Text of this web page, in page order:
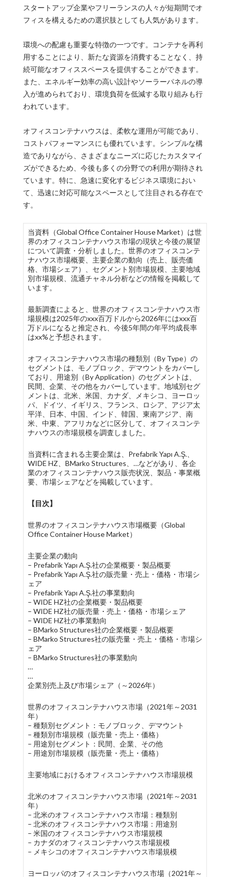
スタートアップ企業やフリーランスの人々が短期間でオ
フィスを構えるための選択肢としても人気があります。
環境への配慮も重要な特徴の一つです。コンテナを再利
用することにより、新たな資源を消費することなく、持
続可能なオフィススペースを提供することができます。
また、エネルギー効率の高い設計やソーラーパネルの導
入が進められており、環境負荷を低減する取り組みも行
われています。
オフィスコンテナハウスは、柔軟な運用が可能であり、
コストパフォーマンスにも優れています。シンプルな構
造でありながら、さまざまなニーズに応じたカスタマイ
ズができるため、今後も多くの分野での利用が期待され
ています。特に、急速に変化するビジネス環境におい
て、迅速に対応可能なスペースとして注目される存在で
す。
当資料（Global Office Container House Market）は世
界のオフィスコンテナハウス市場の現状と今後の展望
について調査・分析しました。世界のオフィスコンテ
ナハウス市場概要、主要企業の動向（売上、販売価
格、市場シェア）、セグメント別市場規模、主要地域
別市場規模、流通チャネル分析などの情報を掲載して
います。
最新調査によると、世界のオフィスコンテナハウス市
場規模は2025年のxxx百万ドルから2026年にはxxx百
万ドルになると推定され、今後5年間の年平均成長率
はxx%と予想されます。
オフィスコンテナハウス市場の種類別（By Type）の
セグメントは、モノブロック、デマウントをカバーし
ており、用途別（By Application）のセグメントは、
民間、企業、その他をカバーしています。地域別セグ
メントは、北米、米国、カナダ、メキシコ、ヨーロッ
パ、ドイツ、イギリス、フランス、ロシア、アジア太
平洋、日本、中国、インド、韓国、東南アジア、南
米、中東、アフリカなどに区分して、オフィスコンテ
ナハウスの市場規模を調査しました。
当資料に含まれる主要企業は、Prefabrik Yapı A.Ş.、
WIDE HZ、BMarko Structures、…などがあり、各企
業のオフィスコンテナハウス販売状況、製品・事業概
要、市場シェアなどを掲載しています。
【目次】
世界のオフィスコンテナハウス市場概要（Global
Office Container House Market）
主要企業の動向
– Prefabrik Yapı A.Ş.社の企業概要・製品概要
– Prefabrik Yapı A.Ş.社の販売量・売上・価格・市場シ
ェア
– Prefabrik Yapı A.Ş.社の事業動向
– WIDE HZ社の企業概要・製品概要
– WIDE HZ社の販売量・売上・価格・市場シェア
– WIDE HZ社の事業動向
– BMarko Structures社の企業概要・製品概要
– BMarko Structures社の販売量・売上・価格・市場シ
ェア
– BMarko Structures社の事業動向
…
…
企業別売上及び市場シェア（～2026年）
世界のオフィスコンテナハウス市場（2021年～2031
年）
– 種類別セグメント：モノブロック、デマウント
– 種類別市場規模（販売量・売上・価格）
– 用途別セグメント：民間、企業、その他
– 用途別市場規模（販売量・売上・価格）
主要地域におけるオフィスコンテナハウス市場規模
北米のオフィスコンテナハウス市場（2021年～2031
年）
– 北米のオフィスコンテナハウス市場：種類別
– 北米のオフィスコンテナハウス市場：用途別
– 米国のオフィスコンテナハウス市場規模
– カナダのオフィスコンテナハウス市場規模
– メキシコのオフィスコンテナハウス市場規模
ヨーロッパのオフィスコンテナハウス市場（2021年～